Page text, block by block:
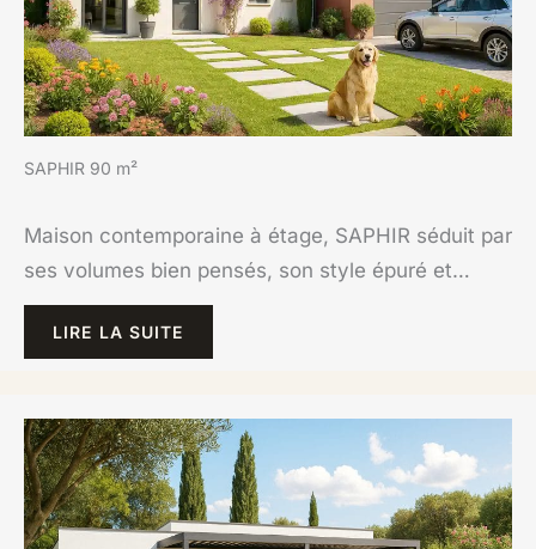
SAPHIR 90 m²
Maison contemporaine à étage, SAPHIR séduit par
ses volumes bien pensés, son style épuré et…
LIRE LA SUITE